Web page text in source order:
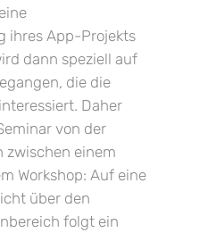
ihres App-Projekts
dann speziell auf
die die
Daher
von der
zwischen einem
Workshop: Auf eine
über den
folgt ein